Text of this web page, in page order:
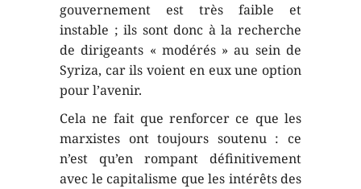
gouvernement est très faible et
instable ; ils sont donc à la recherche
de dirigeants « modérés » au sein de
Syriza, car ils voient en eux une option
pour l’avenir.
Cela ne fait que renforcer ce que les
marxistes ont toujours soutenu : ce
n’est qu’en rompant définitivement
avec le capitalisme que les intérêts des